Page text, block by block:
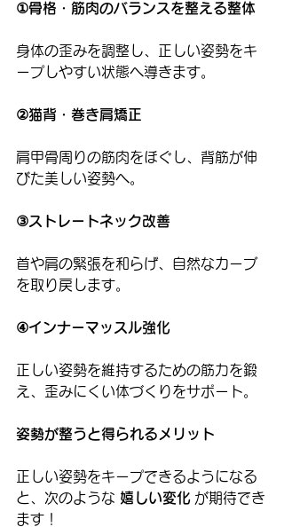
①骨格・筋肉のバランスを整える整体
身体の歪みを調整し、正しい姿勢をキ
ープしやすい状態へ導きます。
②猫背・巻き肩矯正
肩甲骨周りの筋肉をほぐし、背筋が伸
びた美しい姿勢へ。
③ストレートネック改善
首や肩の緊張を和らげ、自然なカーブ
を取り戻します。
④インナーマッスル強化
正しい姿勢を維持するための筋力を鍛
え、歪みにくい体づくりをサポート。
姿勢が整うと得られるメリット
正しい姿勢をキープできるようになる
と、次のような 嬉しい変化 が期待でき
ます！